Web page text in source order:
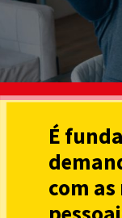
É
com as